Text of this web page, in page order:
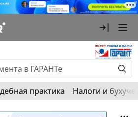
практика Налоги и